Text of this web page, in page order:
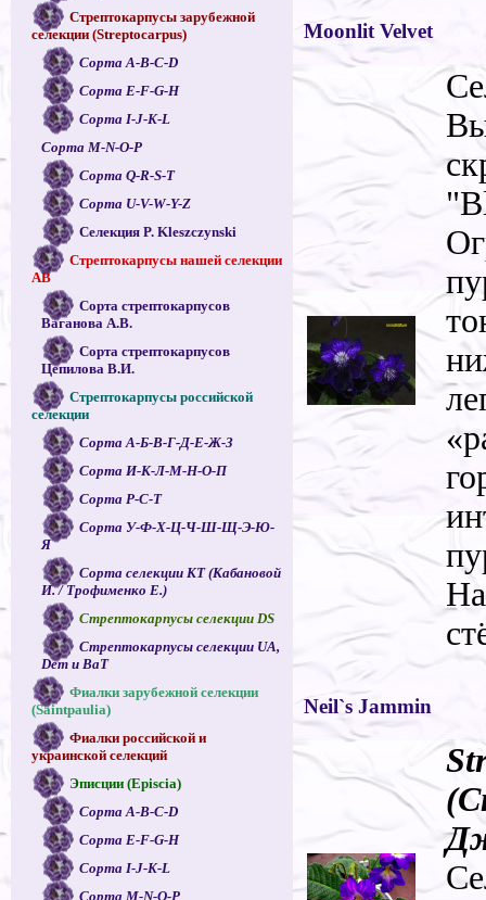
Стрептокарпусы зарубежной
селекции (Streptocarpus)
Сорта A-B-C-D
Сорта E-F-G-H
Сорта I-J-K-L
Сорта M-N-O-P
Сорта Q-R-S-T
Сорта U-V-W-Y-Z
Селекция P. Kleszczynski
Стрептокарпусы нашей селекции
АВ
Сорта стрептокарпусов
Ваганова А.В.
Сорта стрептокарпусов
Цепилова В.И.
Стрептокарпусы российской
селекции
Сорта А-Б-В-Г-Д-Е-Ж-З
Сорта И-К-Л-М-Н-О-П
Сорта Р-С-Т
Сорта У-Ф-Х-Ц-Ч-Ш-Щ-Э-Ю-
Я
Сорта селекции КТ (Кабановой
И. / Трофименко Е.)
Стрептокарпусы селекции DS
Стрептокарпусы селекции UA,
Dem и ВаТ
Фиалки зарубежной селекции
(Saintpaulia)
Фиалки российской и
украинской селекций
Эписции (Episcia)
Сорта A-B-C-D
Сорта E-F-G-H
Сорта I-J-K-L
Сорта M-N-O-P
Moonlit Velvet
Neil`s Jammin